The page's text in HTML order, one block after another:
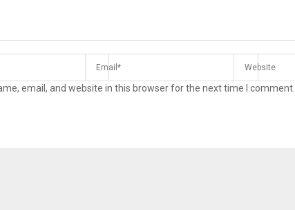
email, and website in this browser for the next time I comment.